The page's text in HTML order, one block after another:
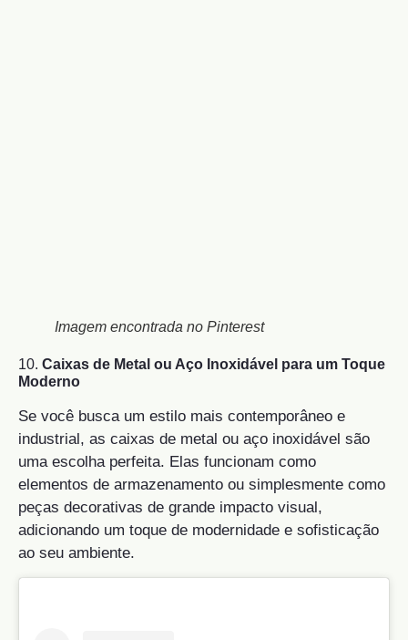
Imagem encontrada no Pinterest
10. Caixas de Metal ou Aço Inoxidável para um Toque
Moderno
Se você busca um estilo mais contemporâneo e
industrial, as caixas de metal ou aço inoxidável são
uma escolha perfeita. Elas funcionam como
elementos de armazenamento ou simplesmente como
peças decorativas de grande impacto visual,
adicionando um toque de modernidade e sofisticação
ao seu ambiente.